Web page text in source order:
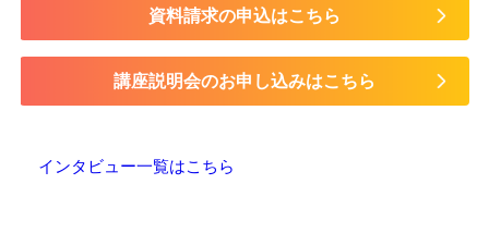
資料請求の申込はこちら
講座説明会のお申し込みはこちら
インタビュー一覧はこちら